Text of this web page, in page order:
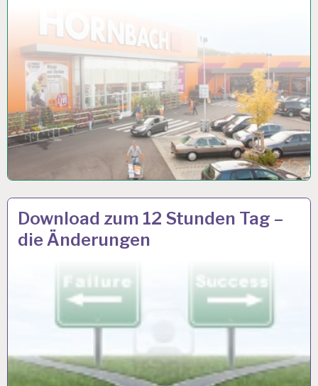
12-
STUNDEN-
ARBEITSTAG…
Download zum 12 Stunden Tag –
die Änderungen
27 SEP. 2018